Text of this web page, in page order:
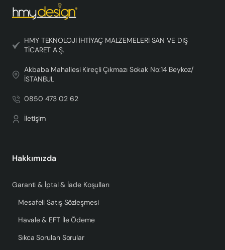
HMY TEKNOLOJİ İHTİYAÇ MALZEMELERİ SAN VE DIŞ
TİCARET A.Ş.
Akbaba Mahallesi Kireçli Çıkmazı Sokak No:14 Beykoz/
İSTANBUL
0850 473 02 62
İletişim
Hakkımızda
Garanti & İptal & İade Koşulları
Mesafeli Satış Sözleşmesi
Havale & EFT İle Ödeme
Sıkca Sorulan Sorular